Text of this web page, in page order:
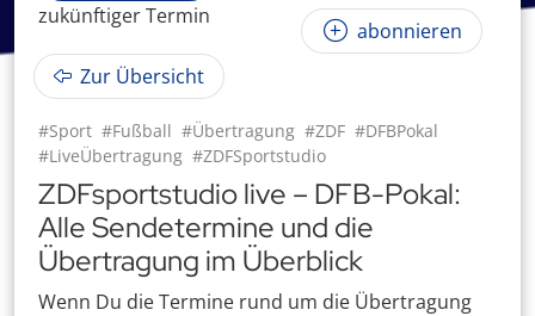
zukünftigerTermin
abonnieren
Zur Übersicht
#Sport #Fußball #Übertragung #ZDF #DFBPokal
#LiveÜbertragung #ZDFSportstudio
ZDFsportstudio live – DFB-Pokal:
Alle Sendetermine und die
Übertragung im Überblick
Wenn Du die Termine rund um die Übertragung